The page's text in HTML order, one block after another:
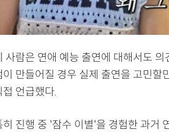
사람은 연애 예능 출연에 대해서도
이 만들어질 경우 실제 출연을 고민
접 언급했다.
히 진행 중 '잠수 이별'을 경험한 과거